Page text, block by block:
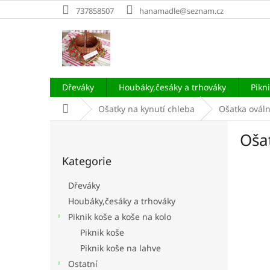
na
737858507 hanamadle@seznam.cz
Dřeváky Houbáky,česáky a trhováky
Domů Ošatky na kynutí chleba Ošatka
kategorie
Kategorie
Dřeváky
Houbáky,česáky a trhováky
Piknik koše a koše na kolo
Piknik koše
Piknik koše na lahve
Ostatní